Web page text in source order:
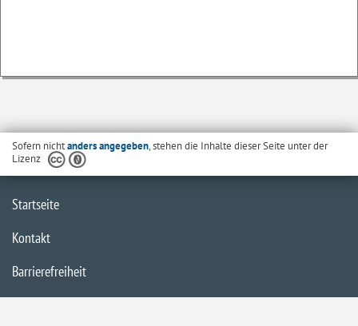
Sofern nichtanders angegeben, stehen die Inhalte dieser Seite unter der
Lizenz
Startseite
Kontakt
Barrierefreiheit